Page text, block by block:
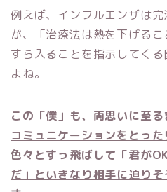
例えば、インフルエンザは
が、「治療法は熱を下げる
すら入ることを指示してく
よね。
この「僕」も、両思いに至る
コミュニケーションをとっ
色々とすっ飛ばして「君が
だ」といきなり相手に迫り